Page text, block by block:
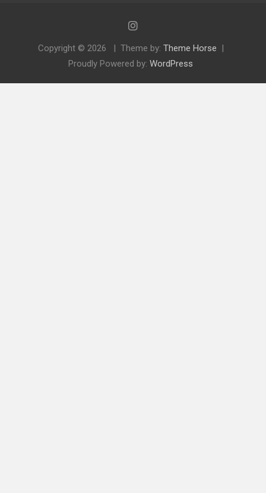
Copyright © 2026 Theme by: Theme Horse
Proudly Powered by: WordPress